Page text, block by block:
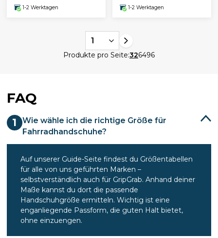
1-2 Werktagen 1-2 Werktagen
1
Produkte pro Seite:326496
FAQ
1
Wie wähle ich die richtige Größe für
Fahrradhandschuhe?
Auf unserer Guide-Seite findest du Größentabellen
für alle von uns geführten Marken –
selbstverständlich auch für GripGrab. Anhand deiner
Maße kannst du dort die passende
Handschuhgröße ermitteln. Wichtig ist eine
enganliegende Passform, die guten Halt bietet,
ohne einzuengen.